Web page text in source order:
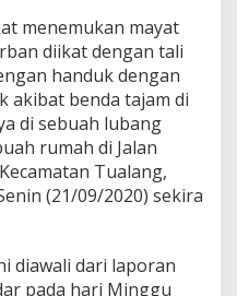
menemukan mayat
diikat dengan tali
handuk dengan
akibat benda tajam di
di sebuah lubang
rumah di Jalan
Tualang,
(21/09/2020) sekira
diawali dari laporan
pada hari Minggu